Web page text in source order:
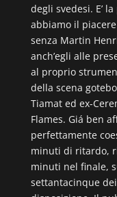
degli svedesi. E’
abbiamo il
senza Martin
anch’egli alle
al proprio
della scena
Tiamat ed ex-
Flames. Giá ben
perfettamente
minuti di ritardo,
minuti nel finale,
settantacinque